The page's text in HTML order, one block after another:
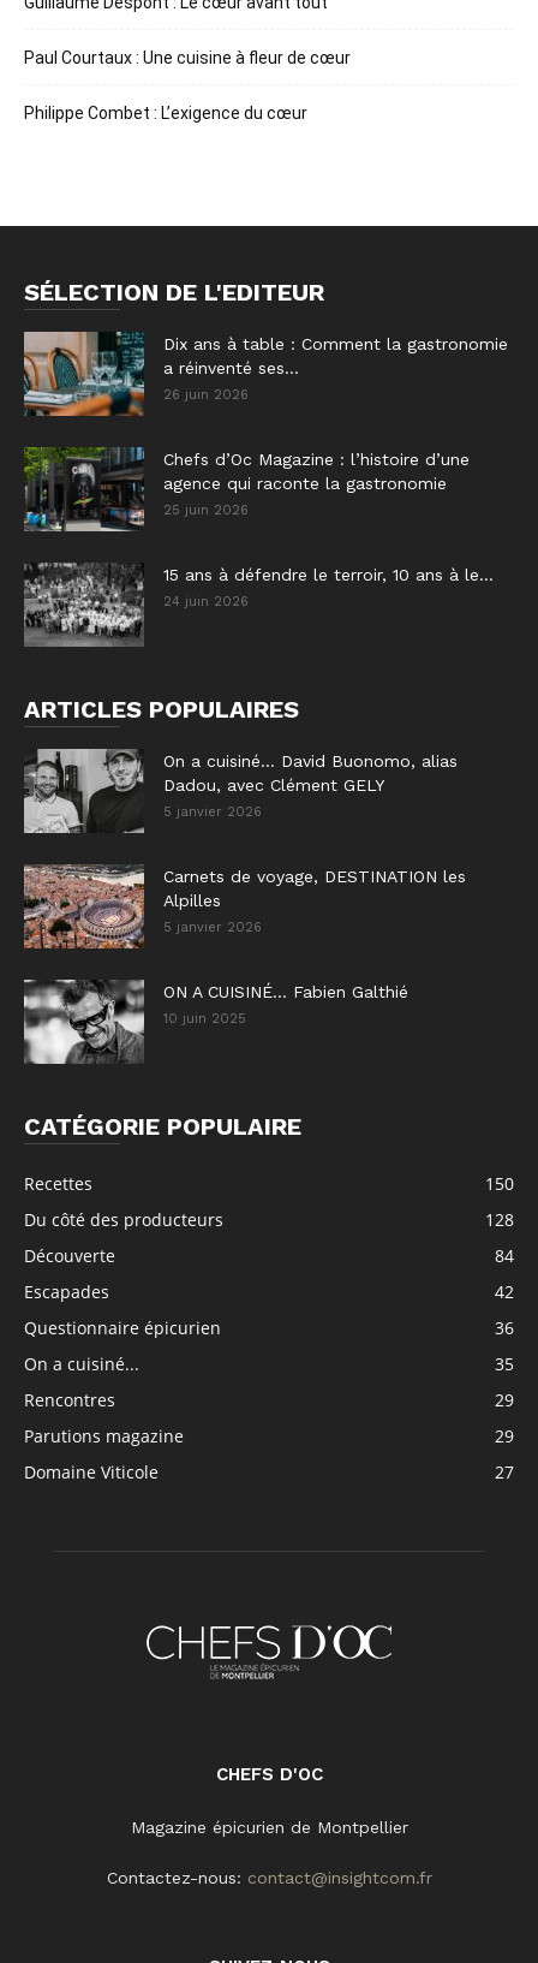
Paul Courtaux : Une cuisine à fleur de cœur
Philippe Combet : L’exigence du cœur
SÉLECTION DE L'EDITEUR
Dix ans à table : Comment la gastronomie
a réinventé ses...
26 juin 2026
Chefs d’Oc Magazine : l’histoire d’une
agence qui raconte la gastronomie
25 juin 2026
15 ans à défendre le terroir, 10 ans à le...
24 juin 2026
ARTICLES POPULAIRES
On a cuisiné… David Buonomo, alias
Dadou, avec Clément GELY
5 janvier 2026
Carnets de voyage, DESTINATION les
Alpilles
5 janvier 2026
ON A CUISINÉ… Fabien Galthié
10 juin 2025
CATÉGORIE POPULAIRE
Recettes
150
Du côté des producteurs
128
Découverte
84
Escapades
42
Questionnaire épicurien
36
On a cuisiné...
35
Rencontres
29
Parutions magazine
29
Domaine Viticole
27
CHEFS D'OC
Magazine épicurien de Montpellier
Contactez-nous: contact@insightcom.fr